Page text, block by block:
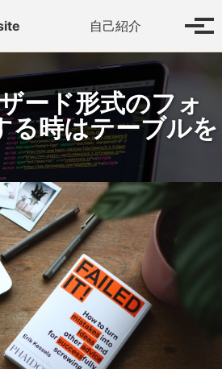
自己紹介 Toggle
ード形式のフォ
る時はテーブルを